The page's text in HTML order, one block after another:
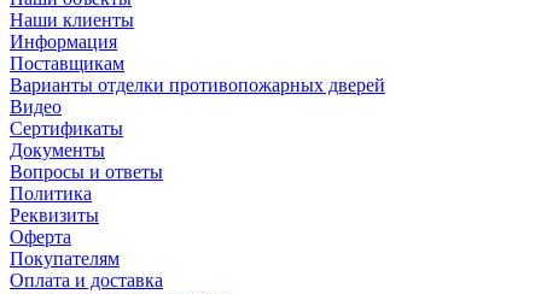
Наши клиенты
Информация
Поставщикам
Варианты отделки противопожарных дверей
Видео
Сертификаты
Документы
Вопросы и ответы
Политика
Реквизиты
Оферта
Покупателям
Оплата и доставка